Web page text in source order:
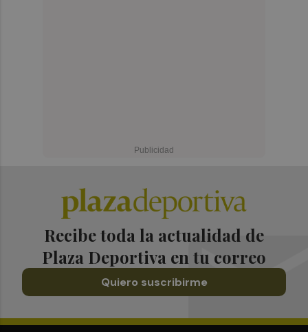
Recibe toda la actualidad de
Plaza Deportiva en tu correo
Quiero suscribirme